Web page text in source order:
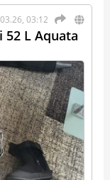
03:12
L Aquata